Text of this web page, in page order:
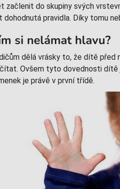
začlenit do skupiny svých
dohodnutá pravidla. Díky tomu
si nelámat hlavu?
dělá vrásky to, že dítě
Ovšem tyto dovednosti dítě
je právě v první třídě.